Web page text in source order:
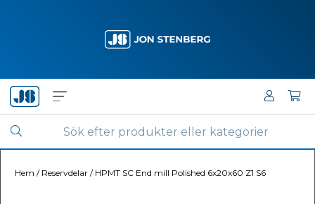
Hem / Reservdelar / HPMT SC End mill Polished 6x20x60 Z1 S6